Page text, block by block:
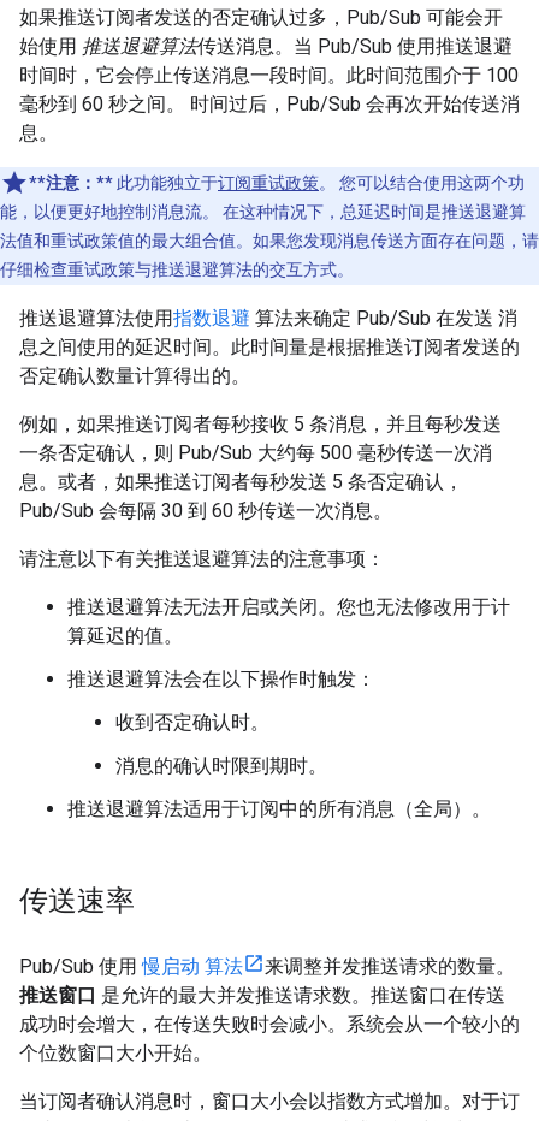
如果推送订阅者发送的否定确认过多，Pub/Sub 可能会开
始使用 推送退避算法传送消息。当 Pub/Sub 使用推送退避
时间时，它会停止传送消息一段时间。此时间范围介于 100
毫秒到 60 秒之间。 时间过后，Pub/Sub 会再次开始传送消
息。
**注意：** 此功能独立于订阅重试政策。 您可以结合使用这两个功
能，以便更好地控制消息流。 在这种情况下，总延迟时间是推送退避算
法值和重试政策值的最大组合值。如果您发现消息传送方面存在问题，请
仔细检查重试政策与推送退避算法的交互方式。
推送退避算法使用指数退避 算法来确定 Pub/Sub 在发送 消
息之间使用的延迟时间。此时间量是根据推送订阅者发送的
否定确认数量计算得出的。
例如，如果推送订阅者每秒接收 5 条消息，并且每秒发送
一条否定确认，则 Pub/Sub 大约每 500 毫秒传送一次消
息。或者，如果推送订阅者每秒发送 5 条否定确认，
Pub/Sub 会每隔 30 到 60 秒传送一次消息。
请注意以下有关推送退避算法的注意事项：
推送退避算法无法开启或关闭。您也无法修改用于计
算延迟的值。
推送退避算法会在以下操作时触发：
收到否定确认时。
消息的确认时限到期时。
推送退避算法适用于订阅中的所有消息（全局）。
传送速率
Pub/Sub 使用慢启动 算法
来调整并发推送请求的数量。
推送窗口 是允许的最大并发推送请求数。推送窗口在传送
成功时会增大，在传送失败时会减小。系统会从一个较小的
个位数窗口大小开始。
当订阅者确认消息时，窗口大小会以指数方式增加。对于订